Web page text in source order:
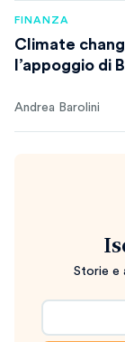
FINANZA
Climate
l’appoggio di
Andrea Barolini
Storie e